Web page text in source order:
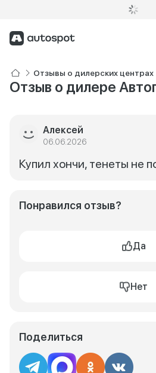
Отзывы о дилерских центрах
Отзыв о дилере
Алексей
06.06.2026
Купил хончи, тенеты не
Понравился отзыв?
Да
Нет
Поделиться